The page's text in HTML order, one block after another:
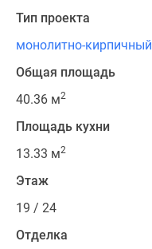
Тип проекта
монолитно-кирпичный
Общая площадь
40.36 м2
Площадь кухни
13.33 м2
Этаж
19 / 24
Отделка